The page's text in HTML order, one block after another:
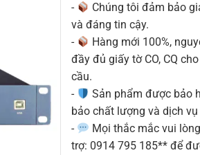
-
Chúng tôi đảm bảo
và đáng tin cậy.
-
Hàng mới 100%,
đầy đủ giấy tờ CO, CQ
cầu.
-
Sản phẩm được bảo
bảo chất lượng và dịch
-
Mọi thắc mắc vui
trợ: 0914 795 185** để